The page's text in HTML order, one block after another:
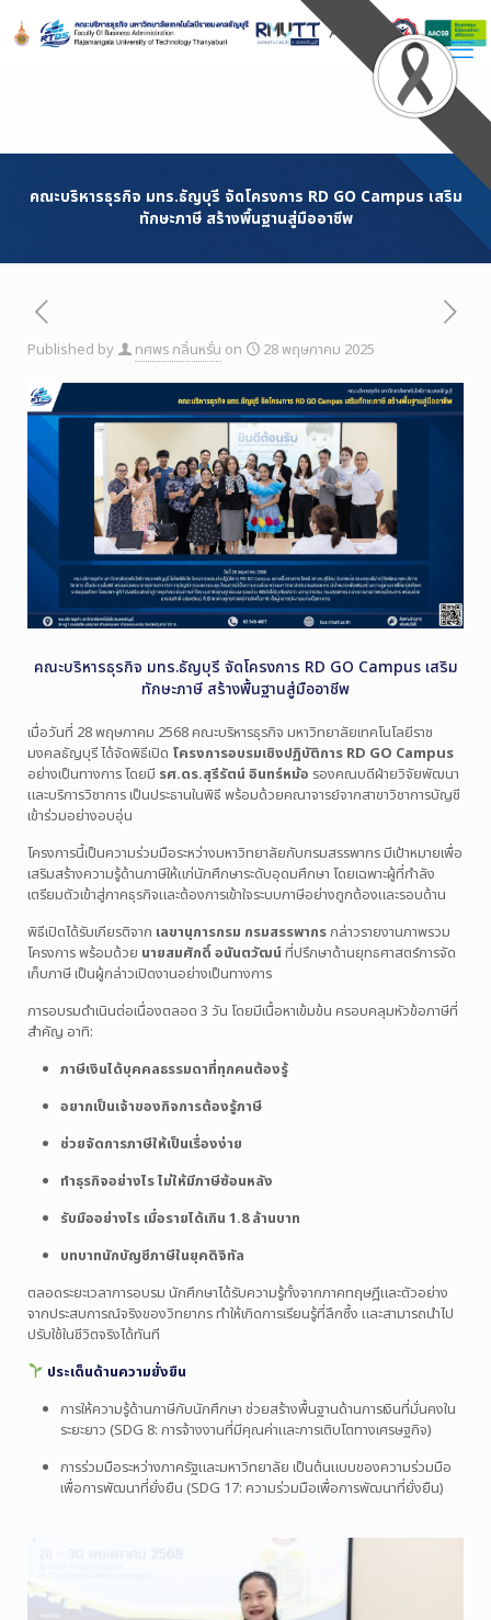
Content
คณะบริหารธุรกิจ มทร.ธัญบุรี จัดโครงการ RD GO Campus เสริม
ทักษะภาษี สร้างพื้นฐานสู่มืออาชีพ
Published by ทศพร กลิ่นหรั่น on 28 พฤษภาคม 2025
คณะบริหารธุรกิจ มทร.ธัญบุรี จัดโครงการ RD GO Campus เสริม
ทักษะภาษี สร้างพื้นฐานสู่มืออาชีพ
เมื่อวันที่ 28 พฤษภาคม 2568 คณะบริหารธุรกิจ มหาวิทยาลัยเทคโนโลยีราช
มงคลธัญบุรี ได้จัดพิธีเปิด โครงการอบรมเชิงปฏิบัติการ RD GO Campus
อย่างเป็นทางการ โดยมี รศ.ดร.สุรีรัตน์ อินทร์หม้อ รองคณบดีฝ่ายวิจัยพัฒนา
และบริการวิชาการ เป็นประธานในพิธี พร้อมด้วยคณาจารย์จากสาขาวิชาการบัญชี
เข้าร่วมอย่างอบอุ่น
โครงการนี้เป็นความร่วมมือระหว่างมหาวิทยาลัยกับกรมสรรพากร มีเป้าหมายเพื่อ
เสริมสร้างความรู้ด้านภาษีให้แก่นักศึกษาระดับอุดมศึกษา โดยเฉพาะผู้ที่กำลัง
เตรียมตัวเข้าสู่ภาคธุรกิจและต้องการเข้าใจระบบภาษีอย่างถูกต้องและรอบด้าน
พิธีเปิดได้รับเกียรติจาก เลขานุการกรม กรมสรรพากรกล่าวรายงานภาพรวม
โครงการ พร้อมด้วย นายสมศักดิ์ อนันตวัฒน์ ที่ปรึกษาด้านยุทธศาสตร์การจัด
เก็บภาษี เป็นผู้กล่าวเปิดงานอย่างเป็นทางการ
การอบรมดำเนินต่อเนื่องตลอด 3 วัน โดยมีเนื้อหาเข้มข้น ครอบคลุมหัวข้อภาษีที่
สำคัญ อาทิ:
ภาษีเงินได้บุคคลธรรมดาที่ทุกคนต้องรู้
อยากเป็นเจ้าของกิจการต้องรู้ภาษี
ช่วยจัดการภาษีให้เป็นเรื่องง่าย
ทำธุรกิจอย่างไร ไม่ให้มีภาษีซ้อนหลัง
รับมืออย่างไร เมื่อรายได้เกิน 1.8 ล้านบาท
บทบาทนักบัญชีภาษีในยุคดิจิทัล
ตลอดระยะเวลาการอบรม นักศึกษาได้รับความรู้ทั้งจากภาคทฤษฎีและตัวอย่าง
จากประสบการณ์จริงของวิทยากร ทำให้เกิดการเรียนรู้ที่ลึกซึ้ง และสามารถนำไป
ปรับใช้ในชีวิตจริงได้ทันที
ประเด็นด้านความยั่งยืน
การให้ความรู้ด้านภาษีกับนักศึกษา ช่วยสร้างพื้นฐานด้านการเงินที่มั่นคงใน
ระยะยาว (SDG 8: การจ้างงานที่มีคุณค่าและการเติบโตทางเศรษฐกิจ)
การร่วมมือระหว่างภาครัฐและมหาวิทยาลัย เป็นต้นแบบของความร่วมมือ
เพื่อการพัฒนาที่ยั่งยืน (SDG 17: ความร่วมมือเพื่อการพัฒนาที่ยั่งยืน)